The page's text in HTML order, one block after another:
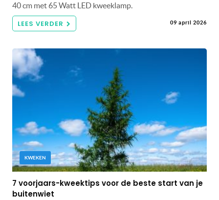
40 cm met 65 Watt LED kweeklamp.
LEES VERDER 09 april 2026
KWEKEN
7 voorjaars-kweektips voor de beste start van je
buitenwiet